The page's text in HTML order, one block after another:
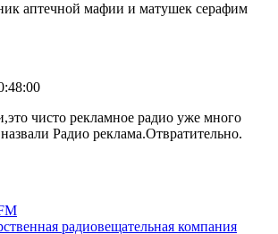
аптечной мафии и матушек серафим
чисто рекламное радио уже много
Радио реклама.Отвратительно.
радиовещательная компания